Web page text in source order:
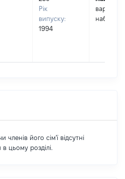
Рік
випуску:
1994
вартість
набуття
членів його сім'ї відсутні
цьому розділі.